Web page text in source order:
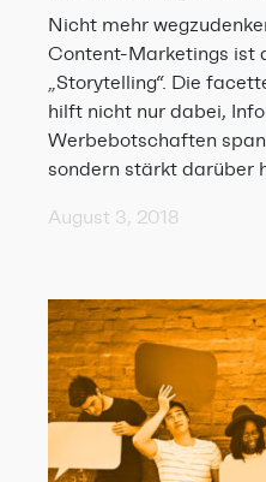
Nicht mehr
Content-Marketings ist
„Storytelling“. Die
hilft nicht nur dabei,
Werbebotschaften
sondern stärkt darüber
August 3, 2018